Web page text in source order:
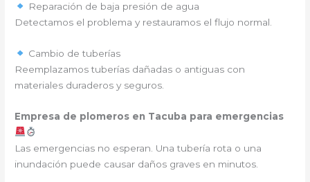
Reparación de baja presión de agua
Detectamos el problema y restauramos el flujo normal.
Cambio de tuberías
Reemplazamos tuberías dañadas o antiguas con
materiales duraderos y seguros.
Empresa de plomeros en Tacuba para emergencias
Las emergencias no esperan. Una tubería rota o una
inundación puede causar daños graves en minutos.